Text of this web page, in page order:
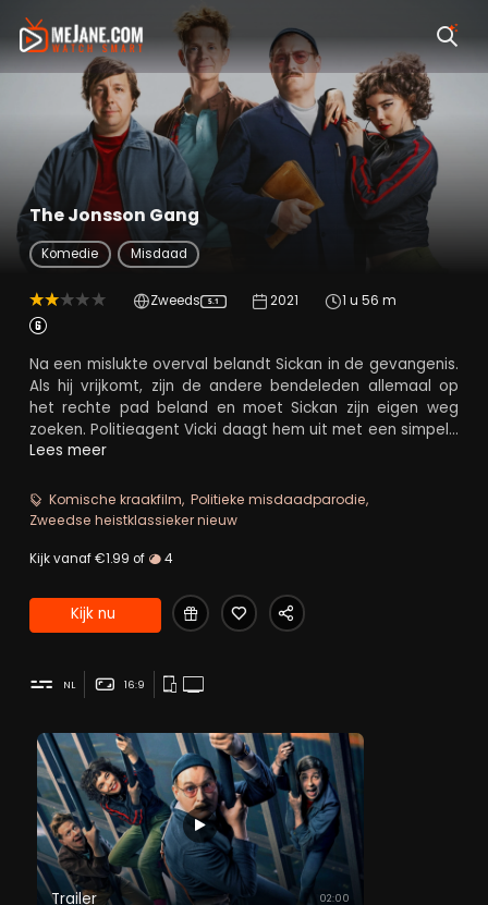
The Jonsson Gang
Komedie Misdaad
Zweeds 5.1 2021 1 u 56 m
Na een mislukte overval belandt Sickan in de gevangenis.
Als hij vrijkomt, zijn de andere bendeleden allemaal op
het rechte pad beland en moet Sickan zijn eigen weg
zoeken. Politieagent Vicki daagt hem uit met een simpele
inbraak, maar de klus heeft gevolgen die tot ver in de
bemachtigen zich aandient, komt de bende weer bij
elkaar.
Lees meer
Komische kraakfilm Politieke misdaadparodie
Zweedse heistklassieker nieuw
Kijk vanaf €1.99 of 4
Kijk nu
NL 16:9
Trailer 02:00